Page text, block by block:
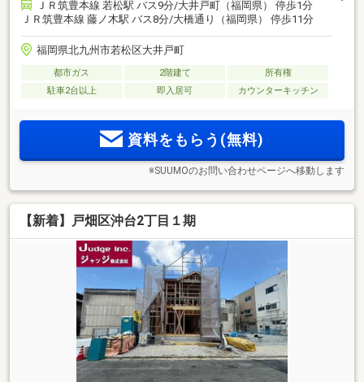
ＪＲ筑豊本線 若松駅 バス9分/大井戸町（福岡県） 停歩1分
ＪＲ筑豊本線 藤ノ木駅 バス8分/大橋通り（福岡県） 停歩11分
福岡県北九州市若松区大井戸町
都市ガス 2階建て
所有権
駐車2台以上
即入居可 カウンターキッチン
資料をもらう(無料)
※SUUMOのお問い合わせページへ移動します
【新着】戸畑区沖台2丁目１期